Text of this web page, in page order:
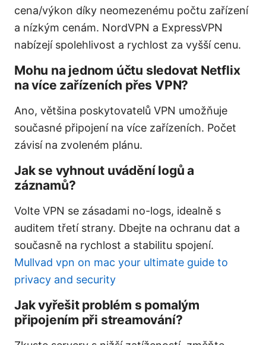
cena/výkon díky neomezenému počtu zařízení
a nízkým cenám. NordVPN a ExpressVPN
nabízejí spolehlivost a rychlost za vyšší cenu.
Mohu na jednom účtu sledovat Netflix
na více zařízeních přes VPN?
Ano, většina poskytovatelů VPN umožňuje
současné připojení na více zařízeních. Počet
závisí na zvoleném plánu.
Jak se vyhnout uvádění logů a
záznamů?
Volte VPN se zásadami no-logs, idealně s
auditem třetí strany. Dbejte na ochranu dat a
současně na rychlost a stabilitu spojení.
Mullvad vpn on mac your ultimate guide to
privacy and security
Jak vyřešit problém s pomalým
připojením při streamování?